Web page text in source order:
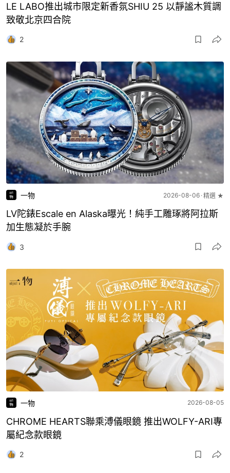
LE LABO推出城市限定新香氛SHIU 25 以靜謐木質調
致敬北京四合院
2
一物 2026-08-06 精選 ★
LV陀錶Escale en Alaska曝光！純手工雕琢將阿拉斯
加生態凝於手腕
3
一物 2026-08-05
CHROME HEARTS聯乘溥儀眼鏡 推出WOLFY-ARI專
屬紀念款眼鏡
2